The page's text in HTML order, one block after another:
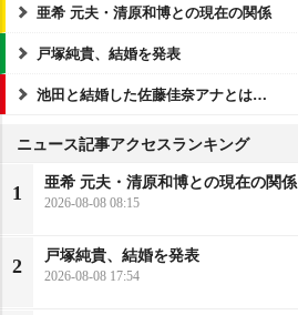
亜希 元夫・清原和博との現在の関係
戸塚純貴、結婚を発表
池田と結婚した佐藤佳奈アナとは…
ニュース記事アクセスランキング
1
亜希 元夫・清原和博との現在の関係
2026-08-08 08:15
2
戸塚純貴、結婚を発表
2026-08-08 17:54